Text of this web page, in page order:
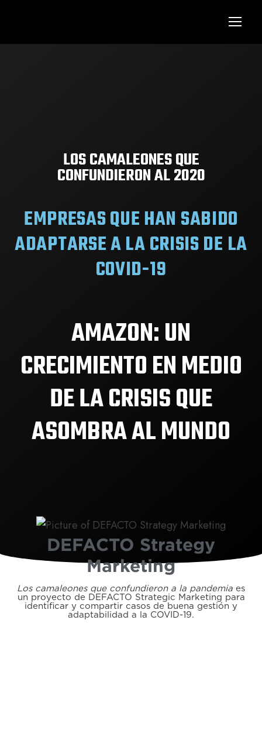
LOS CAMALEONES QUE
CONFUNDIERON AL 2020
EMPRESAS QUE HAN SABIDO
ADAPTARSE A LA CRISIS DE LA
COVID-19
AMAZON: UN
CRECIMIENTO EN MEDIO
DE LA CRISIS QUE
ASOMBRA AL MUNDO
DEFACTO Strategy
Marketing
Los camaleones que confundieron a la pandemia es
un proyecto de DEFACTO Strategic Marketing para
identificar y compartir casos de buena gestión y
adaptabilidad a la COVID-19.